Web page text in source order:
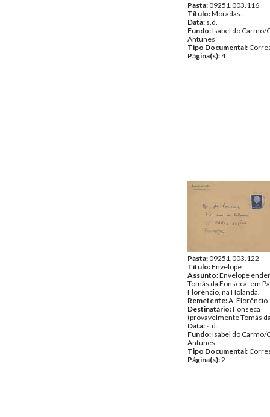
Pasta:09251.003.116
Título:Moradas.
Data: s.d.
Fundo:Isabel do Carmo/
Antunes
Tipo Documental:
Página(s):4
Pasta:09251.003.122
Título:Envelope
Assunto:Envelope
Tomás da Fonseca, em
Florêncio, na Holanda.
Remetente:A. Florêncio
Destinatário:Fonseca
(provavelmente Tomás
Data: s.d.
Fundo:Isabel do Carmo/
Antunes
Tipo Documental:
Página(s):2